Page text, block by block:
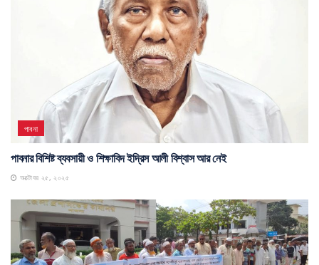
পাবনা
পাবনার বিশিষ্ট ব্যবসায়ী ও শিক্ষাবিদ ইদ্রিস আলী বিশ্বাস আর নেই
অক্টোবর ২৫, ২০২৫